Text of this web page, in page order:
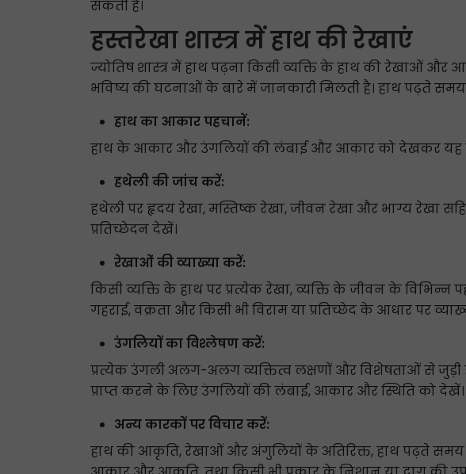
सकती है।
हस्तरेखा शास्त्र में हाथ की रेखाएं
ज्योतिष शास्त्र में हाथ पढ़ना किसी व्यक्ति के हाथ की रेखाओं
भविष्य की घटनाओं के बारे में जानकारी मिलती है। हाथ पढ़ते
हाथ का आकार पहचानें:
हाथ के आकार और उंगलियों की लंबाई और आकार को देखकर यह
हथेली की जांच करें:
हथेली पर हृदय रेखा, मस्तिष्क रेखा, जीवन रेखा और भाग्य रेखा
प्रतिच्छेदन देखें।
रेखाओं की व्याख्या करें:
किसी व्यक्ति के हाथ पर प्रत्येक रेखा, व्यक्ति के जीवन के
गहराई, वक्रता और किसी भी विराम या प्रतिच्छेद के आधार पर
उंगलियों का विश्लेषण करें:
प्रत्येक उंगली अलग-अलग व्यक्तित्व लक्षणों और विशेषताओं से जुड़ी
प्राप्त करने के लिए उंगलियों की लंबाई, आकार और स्थिति को देखें।
अन्य कारकों पर विचार करें:
हाथ की आकृति, रेखाओं और अंगुलियों के अतिरिक्त, हाथ पढ़ते समय